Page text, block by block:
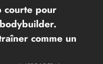
courte pour
comme un